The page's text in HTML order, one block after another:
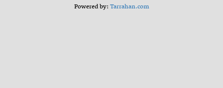
Powered by:Tarrahan.com